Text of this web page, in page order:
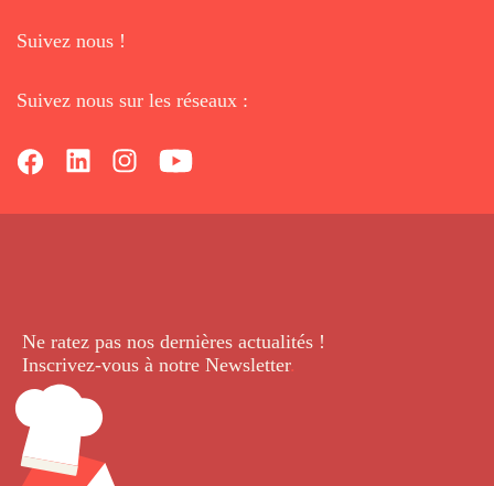
Suivez nous !
Suivez nous sur les réseaux :
Ne ratez pas nos dernières actualités !
Inscrivez-vous à notre Newsletter.